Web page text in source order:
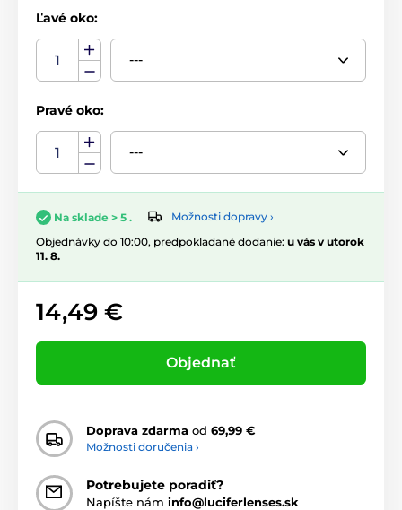
Ľavé oko:
Pravé oko:
Na sklade > 5 .
Možnosti dopravy ›
Objednávky do 10:00, predpokladané dodanie: u vás v utorok
11. 8.
14,49 €
Objednať
Doprava zdarma od 69,99 €
Možnosti doručenia ›
Potrebujete poradiť?
Napíšte nám info@luciferlenses.sk